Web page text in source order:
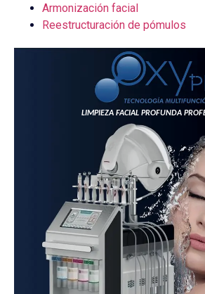
Armonización facial
Reestructuración de pómulos
LIMPIEZA FACIAL PROFUNDA